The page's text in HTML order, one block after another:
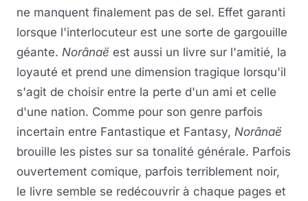
ne manquent finalement pas de sel. Effet garanti
lorsque l'interlocuteur est une sorte de gargouille
géante. Norânaë est aussi un livre sur l'amitié, la
loyauté et prend une dimension tragique lorsqu'il
s'agit de choisir entre la perte d'un ami et celle
d'une nation. Comme pour son genre parfois
incertain entre Fantastique et Fantasy, Norânaë
brouille les pistes sur sa tonalité générale. Parfois
ouvertement comique, parfois terriblement noir,
le livre semble se redécouvrir à chaque pages et